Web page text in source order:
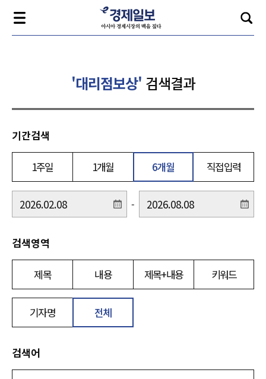
'대리점보상' 검색결과
기간검색
1주일 1개월 6개월 직접입력
-
검색영역
제목 내용 제목+내용 키워드
기자명 전체
검색어